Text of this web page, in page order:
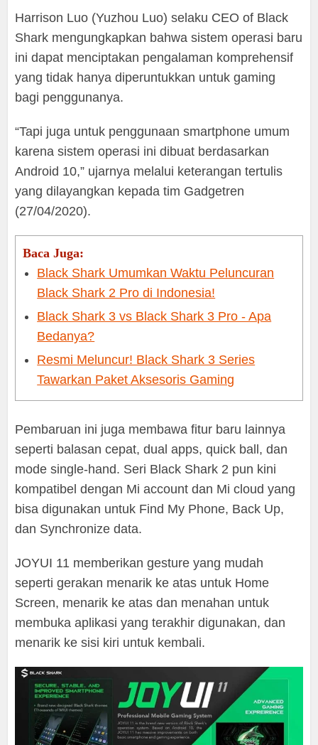
Harrison Luo (Yuzhou Luo) selaku CEO of Black
Shark mengungkapkan bahwa sistem operasi baru
ini dapat menciptakan pengalaman komprehensif
yang tidak hanya diperuntukkan untuk gaming
bagi penggunanya.
“Tapi juga untuk penggunaan smartphone umum
karena sistem operasi ini dibuat berdasarkan
Android 10,” ujarnya melalui keterangan tertulis
yang dilayangkan kepada tim Gadgetren
(27/04/2020).
Baca Juga:
Black Shark Umumkan Waktu Peluncuran
Black Shark 2 Pro di Indonesia!
Black Shark 3 vs Black Shark 3 Pro - Apa
Bedanya?
Resmi Meluncur! Black Shark 3 Series
Tawarkan Paket Aksesoris Gaming
Pembaruan ini juga membawa fitur baru lainnya
seperti balasan cepat, dual apps, quick ball, dan
mode single-hand. Seri Black Shark 2 pun kini
kompatibel dengan Mi account dan Mi cloud yang
bisa digunakan untuk Find My Phone, Back Up,
dan Synchronize data.
JOYUI 11 memberikan gesture yang mudah
seperti gerakan menarik ke atas untuk Home
Screen, menarik ke atas dan menahan untuk
membuka aplikasi yang terakhir digunakan, dan
menarik ke sisi kiri untuk kembali.